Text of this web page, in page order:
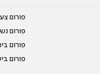
פורום
פורום
פורום
פורום